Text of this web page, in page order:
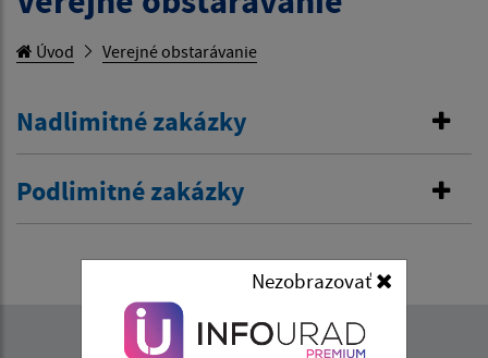
Úvod Verejné obstarávanie
Nadlimitné zakázky
Podlimitné zakázky
Napíšte nám:
Nezobrazovať